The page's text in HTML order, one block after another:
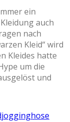
ein
auch
nach
Kleid“ wird
Kleides hatte
um die
und
jogginghose